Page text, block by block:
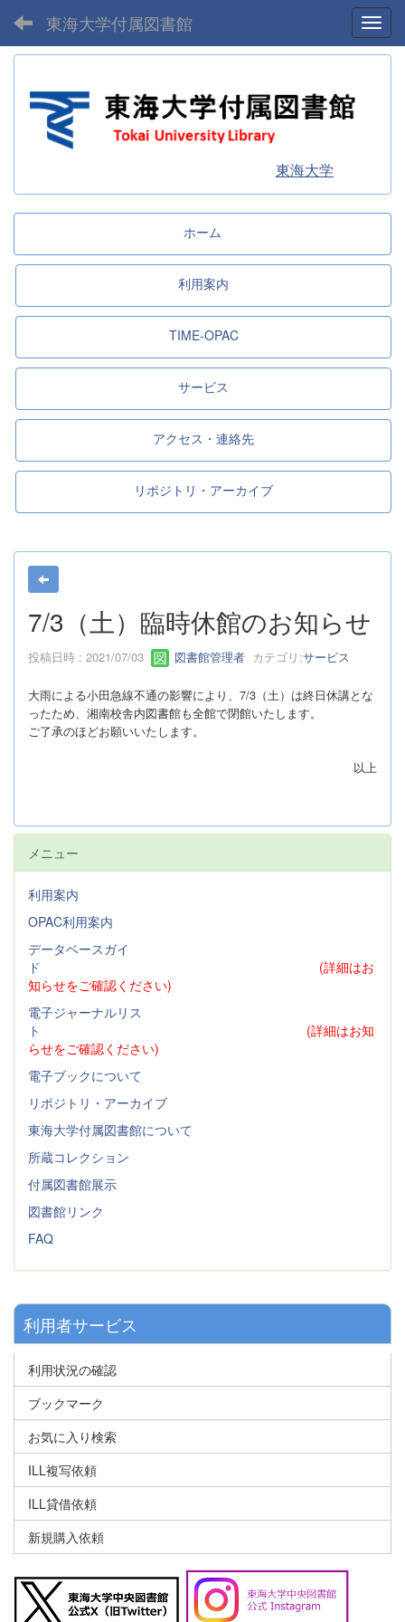
東海大学付属図書館
東海大学
ホーム
利用案内
TIME-OPAC
サービス
アクセス・連絡先
リポジトリ・アーカイブ
7/3（土）臨時休館のお知らせ
投稿日時 : 2021/07/03 図書館管理者 カテゴリ:サービス
大雨による小田急線不通の影響により、7/3（土）は終日休講とな
ったため、湘南校舎内図書館も全館で閉館いたします。
ご了承のほどお願いいたします。
以上
メニュー
利用案内
OPAC利用案内
データベースガイ
ド
(詳細はお
知らせをご確認ください)
電子ジャーナルリス
ト
(詳細はお知
らせをご確認ください)
電子ブックについて
リポジトリ・アーカイブ
東海大学付属図書館について
所蔵コレクション
付属図書館展示
図書館リンク
FAQ
利用者サービス
利用状況の確認
ブックマーク
お気に入り検索
ILL複写依頼
ILL貸借依頼
新規購入依頼